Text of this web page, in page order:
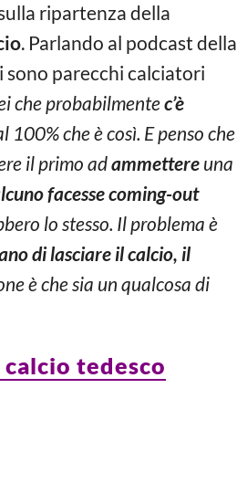
ripartenza della
. Parlando al podcast della
sono parecchi calciatori
che probabilmentec’è
100% che è così. E penso che
il primo adammettere una
facesse coming-out
lo stesso. Il problema è
di lasciare il calcio, il
è che sia un qualcosa di
tedesco